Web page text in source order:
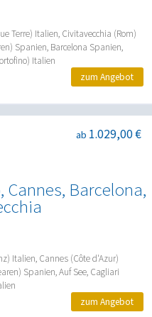
Terre) Italien, Civitavecchia (Rom)
Spanien, Barcelona Spanien,
Italien
zum Angebot
Cannes, Barcelona,
ab 1.029,00 €
Italien, Cannes (Côte d'Azur)
Spanien, Auf See, Cagliari
zum Angebot